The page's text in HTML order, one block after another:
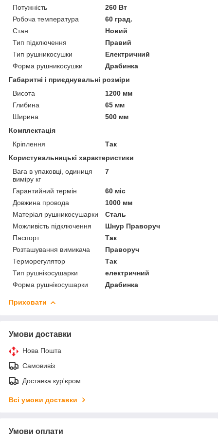
Потужність
260 Вт
Робоча температура
60 град.
Стан
Новий
Тип підключення
Правий
Тип рушникосушки
Електричний
Форма рушникосушки
Драбинка
Габаритні і приєднувальні розміри
Висота
1200 мм
Глибина
65 мм
Ширина
500 мм
Комплектація
Кріплення
Так
Користувальницькі характеристики
Вага в упаковці, одиниця
виміру кг
7
Гарантийний термін
60 міс
Довжина провода
1000 мм
Матеріал рушникосушарки
Сталь
Можливість підключення
Шнур Праворуч
Паспорт
Так
Розташування вимикача
Праворуч
Терморегулятор
Так
Тип рушнікосушарки
електричний
Форма рушнікосушарки
Драбинка
Приховати
Умови доставки
Нова Пошта
Самовивіз
Доставка кур'єром
Всі умови доставки
Умови оплати